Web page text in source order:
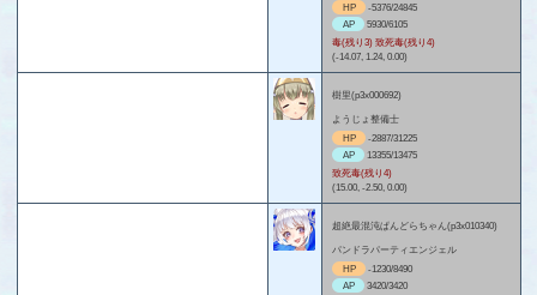
HP
-5376/24845
AP
5930/6105
毒(残り3) 致死毒(残り4)
(-14.07, 1.24, 0.00)
樹里(p3x000692)
ようじょ整備士
HP
-2887/31225
AP
13355/13475
致死毒(残り4)
(15.00, -2.50, 0.00)
超絶最混沌ぱんどらちゃん(p3x010340)
パンドラパーティエンジェル
HP
-1230/8490
AP
3420/3420